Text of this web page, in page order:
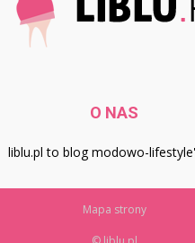
O NAS
liblu.pl to blog modowo-
Mapa strony